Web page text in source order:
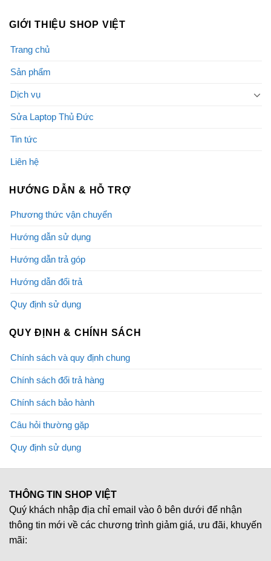
GIỚI THIỆU SHOP VIỆT
Trang chủ
Sản phẩm
Dịch vụ
Sửa Laptop Thủ Đức
Tin tức
Liên hệ
HƯỚNG DẪN & HỖ TRỢ
Phương thức vận chuyển
Hướng dẫn sử dụng
Hướng dẫn trả góp
Hướng dẫn đổi trả
Quy định sử dụng
QUY ĐỊNH & CHÍNH SÁCH
Chính sách và quy định chung
Chính sách đổi trả hàng
Chính sách bảo hành
Câu hỏi thường gặp
Quy định sử dụng
THÔNG TIN SHOP VIỆT
Quý khách nhập địa chỉ email vào ô bên dưới để nhận
thông tin mới về các chương trình giảm giá, ưu đãi, khuyến
mãi: